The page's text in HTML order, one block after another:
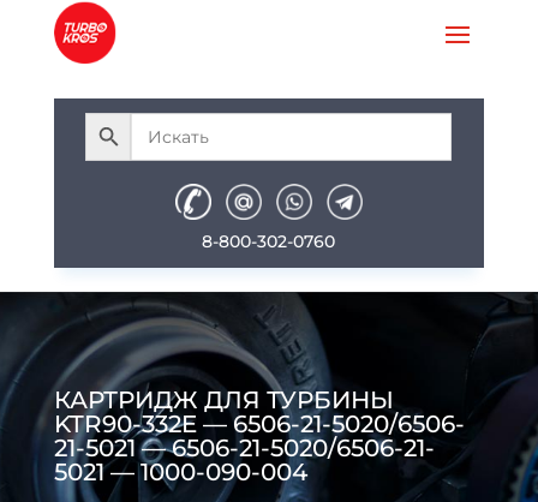
8-800-302-0760
КАРТРИДЖ ДЛЯ ТУРБИНЫ
KTR90-332E — 6506-21-5020/6506-
21-5021 — 6506-21-5020/6506-21-
5021 — 1000-090-004